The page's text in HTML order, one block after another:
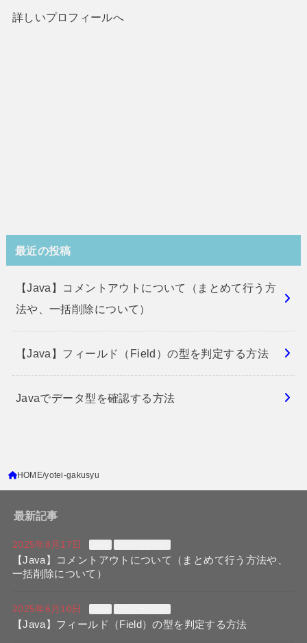
詳しいプロフィールへ
最近の投稿
【Java】コメントアウトについて（まとめて行う方
法や、一括削除について）
【Java】フィールド（Field）の型を判定する方法
Javaでデータ型を確認する方法
HOME yotei-gakusyu
最新記事
2025年8月17日
【Java】コメントアウトについて（まとめて行う方法や、
一括削除について）
2025年6月10日
【Java】フィールド（Field）の型を判定する方法